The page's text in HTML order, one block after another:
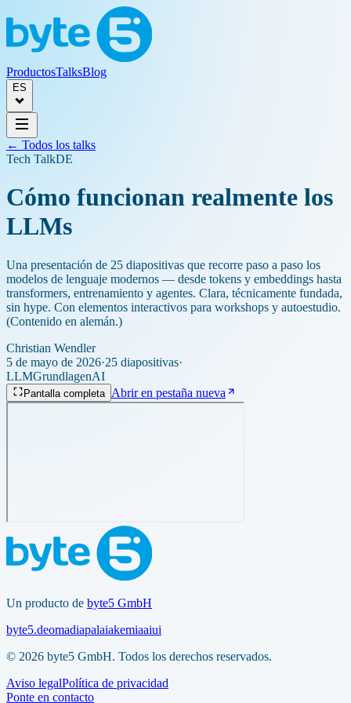
ProductosTalksBlog
ES
← Todos los talks
Tech TalkDE
Cómo funcionan realmente los
LLMs
Una presentación de 25 diapositivas que recorre paso a paso los
modelos de lenguaje modernos — desde tokens y embeddings hasta
transformers, entrenamiento y agentes. Clara, técnicamente fundada,
sin hype. Con elementos interactivos para workshops y autoestudio.
(Contenido en alemán.)
Christian Wendler
5 de mayo de 2026·25 diapositivas·
LLMGrundlagenAI
Pantalla completa Abrir en pestaña nueva
Un producto de byte5 GmbH
byte5.deomadiapalaiakemiaaiui
© 2026 byte5 GmbH. Todos los derechos reservados.
Aviso legalPolítica de privacidad
Ponte en contacto